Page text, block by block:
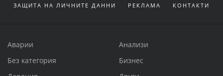
ЗАЩИТА НА ЛИЧНИТЕ ДАННИ РЕКЛАМА КОНТАКТИ
Аварии
Анализи
Без категория
Бизнес